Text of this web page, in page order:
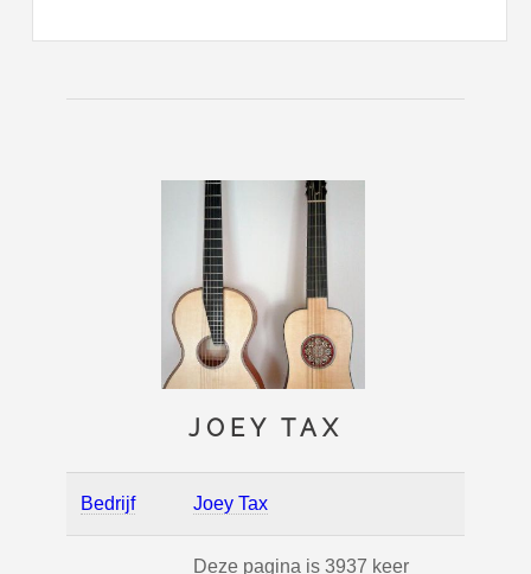
JOEY TAX
Bedrijf Joey Tax
Deze pagina is 3937 keer